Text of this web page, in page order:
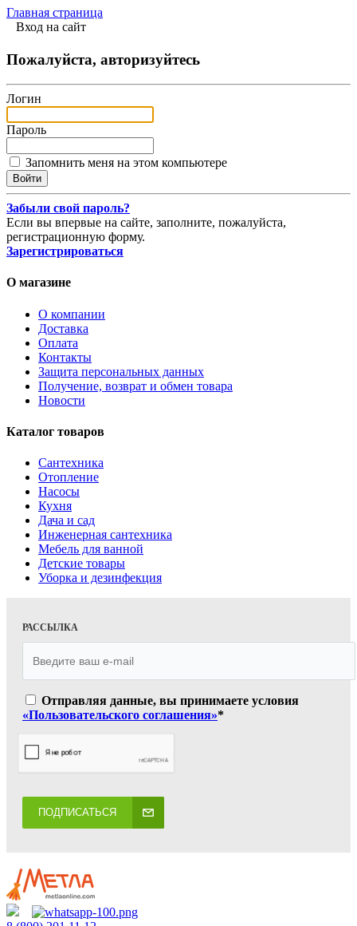
Главная страница
Вход на сайт
Пожалуйста, авторизуйтесь
Логин
Пароль
Запомнить меня на этом компьютере
Забыли свой пароль?
Если вы впервые на сайте, заполните, пожалуйста,
регистрационную форму.
Зарегистрироваться
О магазине
О компании
Доставка
Оплата
Контакты
Защита персональных данных
Получение, возврат и обмен товара
Новости
Каталог товаров
Сантехника
Отопление
Насосы
Кухня
Дача и сад
Инженерная сантехника
Мебель для ванной
Детские товары
Уборка и дезинфекция
РАССЫЛКА
Отправляя данные, вы принимаете условия
«Пользовательского соглашения»*
ПОДПИСАТЬСЯ